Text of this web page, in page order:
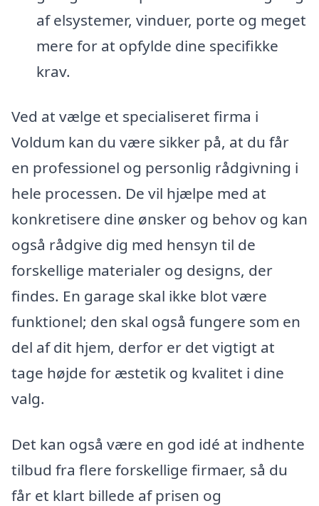
af elsystemer, vinduer, porte og meget
mere for at opfylde dine specifikke
krav.
Ved at vælge et specialiseret firma i
Voldum kan du være sikker på, at du får
en professionel og personlig rådgivning i
hele processen. De vil hjælpe med at
konkretisere dine ønsker og behov og kan
også rådgive dig med hensyn til de
forskellige materialer og designs, der
findes. En garage skal ikke blot være
funktionel; den skal også fungere som en
del af dit hjem, derfor er det vigtigt at
tage højde for æstetik og kvalitet i dine
valg.
Det kan også være en god idé at indhente
tilbud fra flere forskellige firmaer, så du
får et klart billede af prisen og